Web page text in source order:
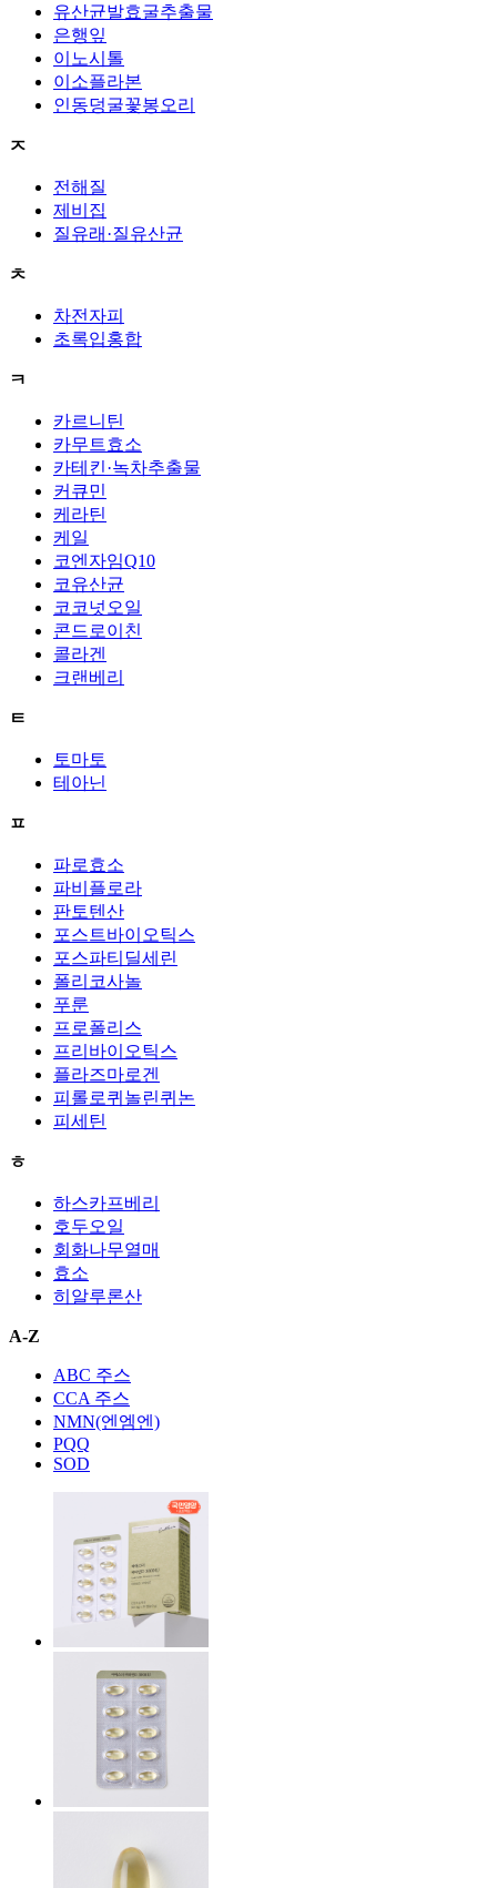
유산균발효굴추출물
은행잎
이노시톨
이소플라본
인동덩굴꽃봉오리
ㅈ
전해질
제비집
질유래·질유산균
ㅊ
차전자피
초록입홍합
ㅋ
카르니틴
카무트효소
카테킨·녹차추출물
커큐민
케라틴
케일
코엔자임Q10
코유산균
코코넛오일
콘드로이친
콜라겐
크랜베리
ㅌ
토마토
테아닌
ㅍ
파로효소
파비플로라
판토텐산
포스트바이오틱스
포스파티딜세린
폴리코사놀
푸룬
프로폴리스
프리바이오틱스
플라즈마로겐
피롤로퀴놀린퀴논
피세틴
ㅎ
하스카프베리
호두오일
회화나무열매
효소
히알루론산
A-Z
ABC 주스
CCA 주스
NMN(엔엠엔)
PQQ
SOD